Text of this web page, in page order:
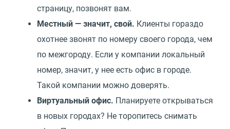
страницу, позвонят вам.
Местный — значит, свой. Клиенты гораздо
охотнее звонят по номеру своего города, чем
по межгороду. Если у компании локальный
номер, значит, у нее есть офис в городе.
Такой компании можно доверять.
Виртуальный офис. Планируете открываться
в новых городах? Не торопитесь снимать